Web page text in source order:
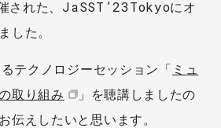
された、JaSST’23Tokyoにオ
した。
テクノロジーセッション「 ミュ
取り組み
」を聴講しましたの
伝えしたいと思います。